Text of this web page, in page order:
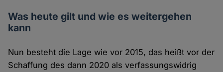
Was heute gilt und wie es weitergehen
kann
Nun besteht die Lage wie vor 2015, das heißt vor der
Schaffung des dann 2020 als verfassungswidrig